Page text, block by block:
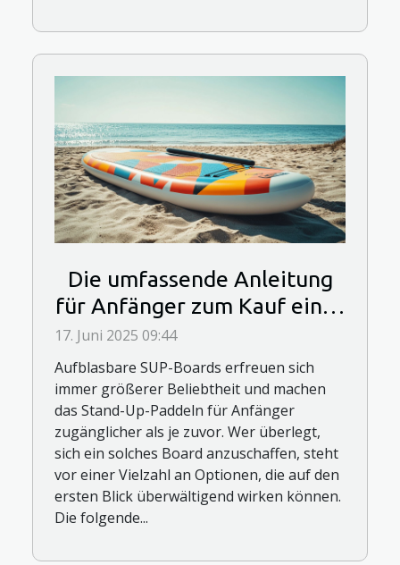
Die umfassende Anleitung
für Anfänger zum Kauf eines
aufblasbaren SUP-Boards
17. Juni 2025 09:44
Aufblasbare SUP-Boards erfreuen sich
immer größerer Beliebtheit und machen
das Stand-Up-Paddeln für Anfänger
zugänglicher als je zuvor. Wer überlegt,
sich ein solches Board anzuschaffen, steht
vor einer Vielzahl an Optionen, die auf den
ersten Blick überwältigend wirken können.
Die folgende...